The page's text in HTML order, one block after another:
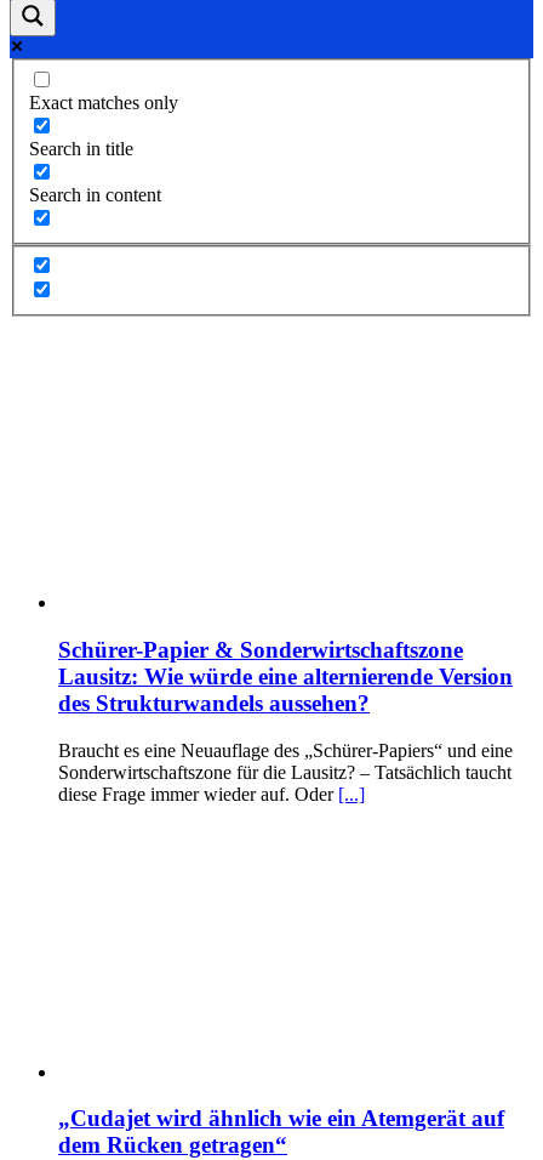
Exact matches only
Search in title
Search in content
Schürer-Papier & Sonderwirtschaftszone
Lausitz: Wie würde eine alternierende Version
des Strukturwandels aussehen?
Braucht es eine Neuauflage des „Schürer-Papiers“ und eine
Sonderwirtschaftszone für die Lausitz? – Tatsächlich taucht
diese Frage immer wieder auf. Oder [...]
„Cudajet wird ähnlich wie ein Atemgerät auf
dem Rücken getragen“